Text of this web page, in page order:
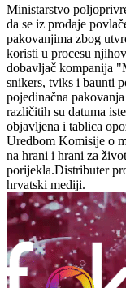
Ministarstvo
da se iz prodaje
pakovanjima zbog
koristi u procesu
dobavljač kompanija
snikers, tviks i baunti
pojedinačna
različitih su datuma
objavljena i tablica
Uredbom Komisije o
na hrani i hrani za
porijekla.Distributer
hrvatski mediji.